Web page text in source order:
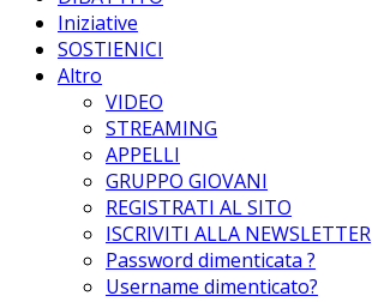
Iniziative
SOSTIENICI
Altro
VIDEO
STREAMING
APPELLI
GRUPPO GIOVANI
REGISTRATI AL SITO
ISCRIVITI ALLA NEWSLETTER
Password dimenticata ?
Username dimenticato?